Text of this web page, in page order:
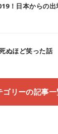
！日本からの
ぬほど笑った話
ゴリーの記事